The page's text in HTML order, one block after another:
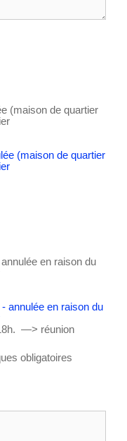
(maison de quartier
en raison du
—> réunion
obligatoires